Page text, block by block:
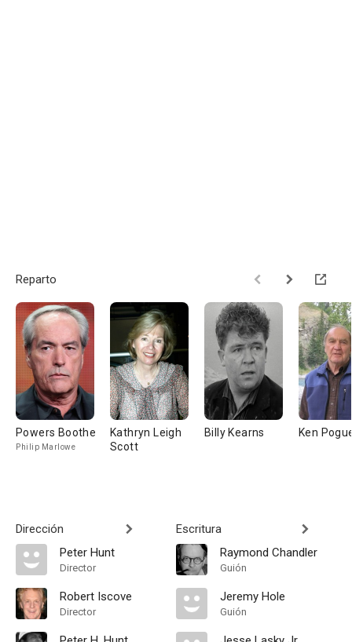
Reparto
Powers Boothe
Philip Marlowe
Kathryn Leigh
Scott
Billy Kearns Ken
Dirección
Peter Hunt
Director
Robert Iscove
Director
Escritura
Raymond Chandler
Guión
Jeremy Hole
Guión